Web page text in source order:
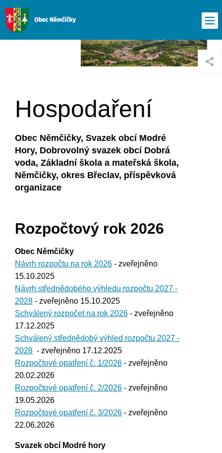
Hospodaření
Obec Němčičky, Svazek obcí Modré
Hory, Dobrovolný svazek obcí Dobrá
voda, Základní škola a mateřská škola,
Němčičky, okres Břeclav, příspěvková
organizace
Rozpočtový rok 2026
Obec Němčičky
Návrh rozpočtu na rok 2026 - zveřejněno
15.10.2025
Návrh střednědobého výhledu rozpočtu 2027 -
2028 - zveřejněno 15.10.2025
Schválený rozpočet na rok 2026 - zveřejněno
17.12.2025
Schválený střednědobý výhled rozpočtu 2027 -
2028 - zveřejněno 17.12.2025
Rozpočtové opatření č. 1/2026 - zveřejněno
20.02.2026
Rozpočtové opatření č. 2/2026 - zveřejněno
19.05.2026
Rozpočtové opatření č. 3/2026 - zveřejněno
22.06.2026
Svazek obcí Modré hory